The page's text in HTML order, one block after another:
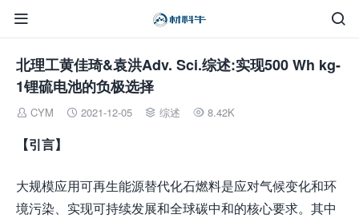


北理工黄佳琦&袁洪Adv. Sci.综述:实现500 Wh kg-
1锂硫电池的负极选择
 CYM  2021-12-05  综述  8.42K
【引言】
大规模应用可再生能源替代化石燃料是应对气候变化和环
境污染、实现可持续发展和全球碳中和的核心要求。其中